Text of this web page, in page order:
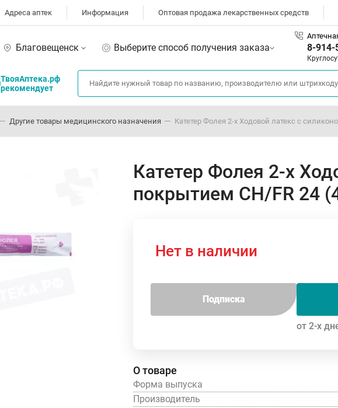
Адреса аптек Информация Оптовая продажа лекарственных средств
Благовещенск Выберите способ получения заказа 8-914-
ТвояАптека.рф
рекомендует
Другие товары медицинского назначения Катетер Фолея 2-х Ходовой латекс с
Катетер Фолея 2-х
покрытием CH/FR 24
Нет в наличии
Подписка
от 2-х
О товаре
Форма выпуска
Производитель